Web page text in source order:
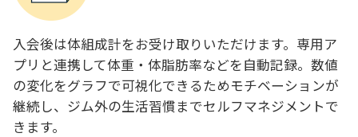
入会後は体組成計をお受け取りいただけます。専用ア
プリと連携して体重・体脂肪率などを自動記録。数値
の変化をグラフで可視化できるためモチベーションが
継続し、ジム外の生活習慣までセルフマネジメントで
きます。